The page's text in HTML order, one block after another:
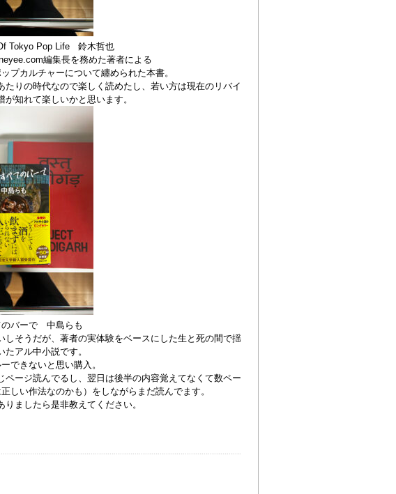
Tokyo Pop Life 鈴木哲也
編集長を務めた著者による
プカルチャーについて纏められた本書。
りの時代なので楽しく読めたし、若い方は現在のリバイ
知れて楽しいかと思います。
のバーで 中島らも
そうだが、著者の実体験をベースにした生と死の間で揺
たアル中小説です。
できないと思い購入。
ージ読んでるし、翌日は後半の内容覚えてなくて数ペー
しい作法なのかも）をしながらまだ読んでます。
ましたら是非教えてください。